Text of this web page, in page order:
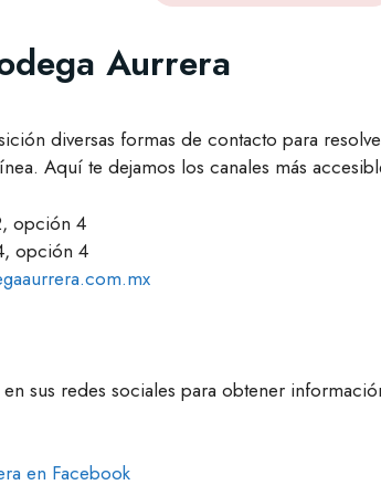
Aurrera
diversas formas de contacto para
Aquí te dejamos los canales más
opción 4
opción 4
sus redes sociales para obtener
en Facebook